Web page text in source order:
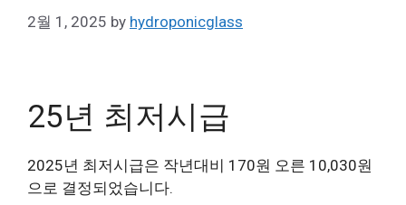
2월 1, 2025 by hydroponicglass
25년 최저시급
2025년 최저시급은 작년대비 170원 오른 10,030원
으로 결정되었습니다.